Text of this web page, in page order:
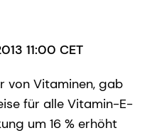
11:00 CET
von Vitaminen, gab
für alle Vitamin-E-
um 16 % erhöht